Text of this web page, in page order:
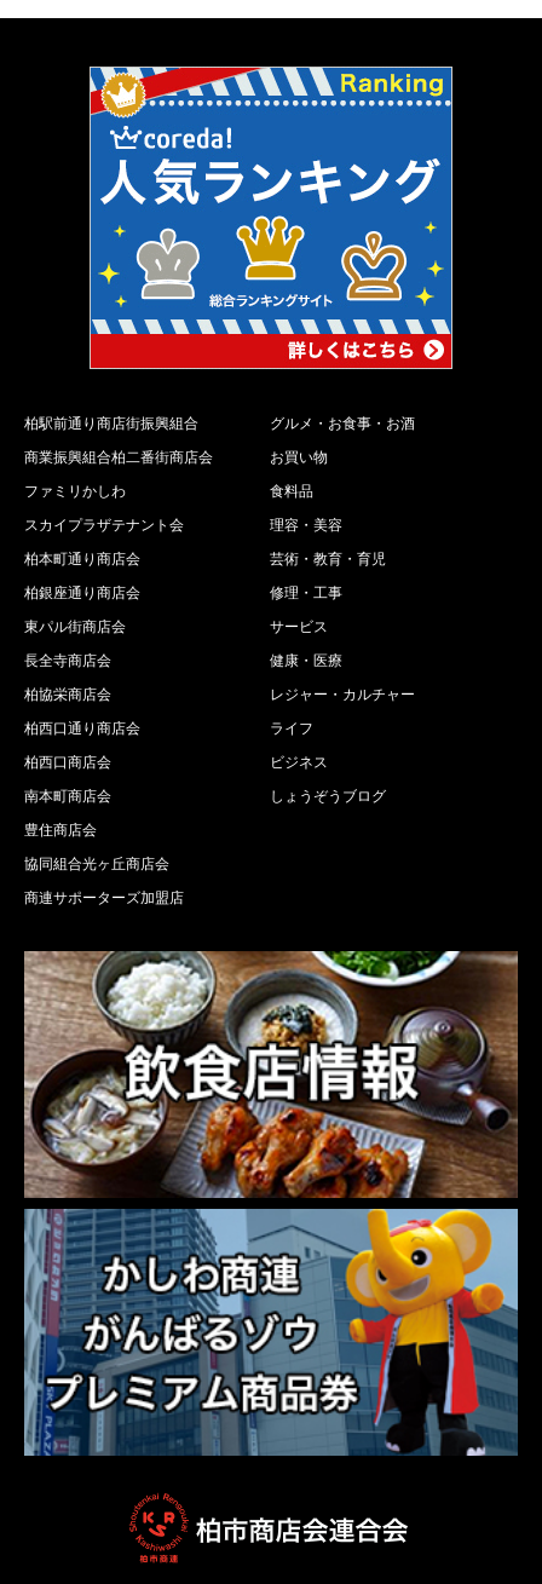
柏駅前通り商店街振興組合
商業振興組合柏二番街商店会
ファミリかしわ
スカイプラザテナント会
柏本町通り商店会
柏銀座通り商店会
東パル街商店会
長全寺商店会
柏協栄商店会
柏西口通り商店会
柏西口商店会
南本町商店会
豊住商店会
協同組合光ヶ丘商店会
商連サポーターズ加盟店
グルメ・お食事・お酒
お買い物
食料品
理容・美容
芸術・教育・育児
修理・工事
サービス
健康・医療
レジャー・カルチャー
ライフ
ビジネス
しょうぞうブログ